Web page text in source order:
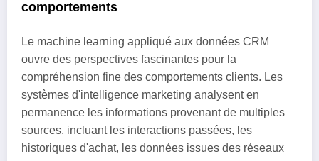
comportements
Le machine learning appliqué aux données CRM
ouvre des perspectives fascinantes pour la
compréhension fine des comportements clients. Les
systèmes d'intelligence marketing analysent en
permanence les informations provenant de multiples
sources, incluant les interactions passées, les
historiques d'achat, les données issues des réseaux